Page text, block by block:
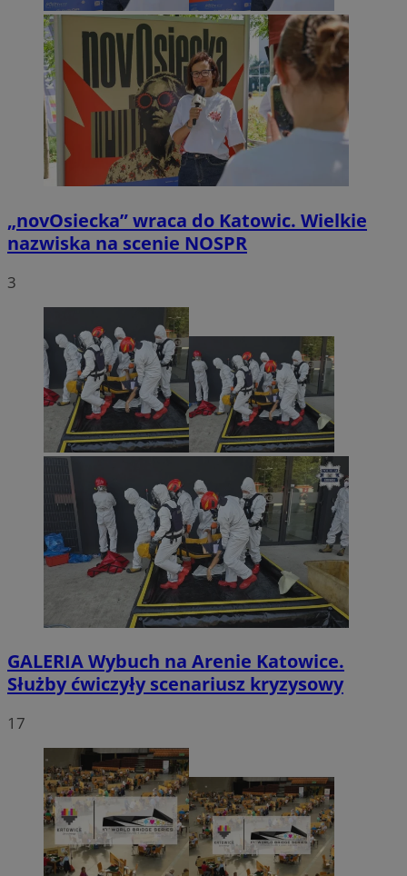
„novOsiecka” wraca do Katowic. Wielkie
nazwiska na scenie NOSPR
3
GALERIAWybuch na Arenie Katowice.
Służby ćwiczyły scenariusz kryzysowy
17